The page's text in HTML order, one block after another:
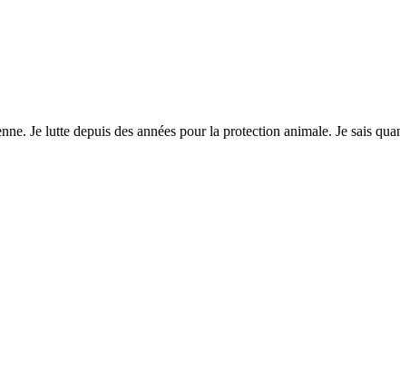
Je lutte depuis des années pour la protection animale. Je sais